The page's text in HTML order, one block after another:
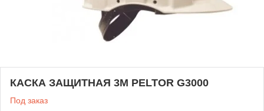
КАСКА ЗАЩИТНАЯ 3М PELTOR G3000
Под заказ